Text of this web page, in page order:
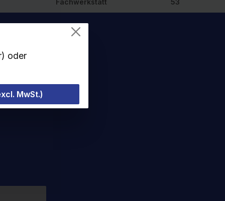
Fachwerkstatt
53
und
oder
MwSt.)